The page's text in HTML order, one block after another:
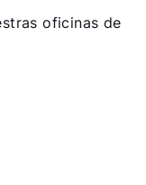
oficinas de